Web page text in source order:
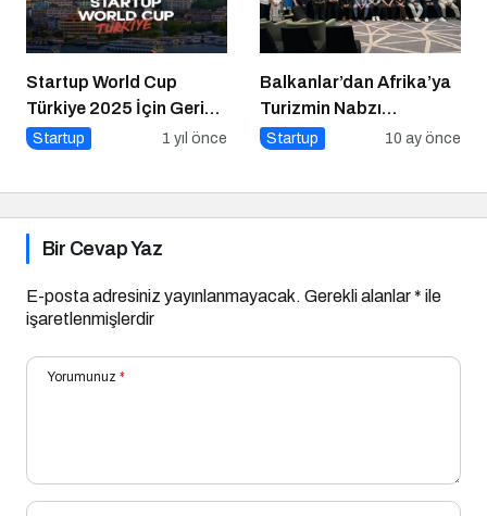
Startup World Cup
Türkiye 2025 İçin Geri
Sayım!
Startup 1 yıl önce
Balkanlar’dan Afrika’ya
Turizmin Nabzı
Uzakrota Dubai’de Attı
Startup 10 ay önce
Bir Cevap Yaz
E-posta adresiniz yayınlanmayacak. Gerekli alanlar* ile
işaretlenmişlerdir
Yorumunuz *